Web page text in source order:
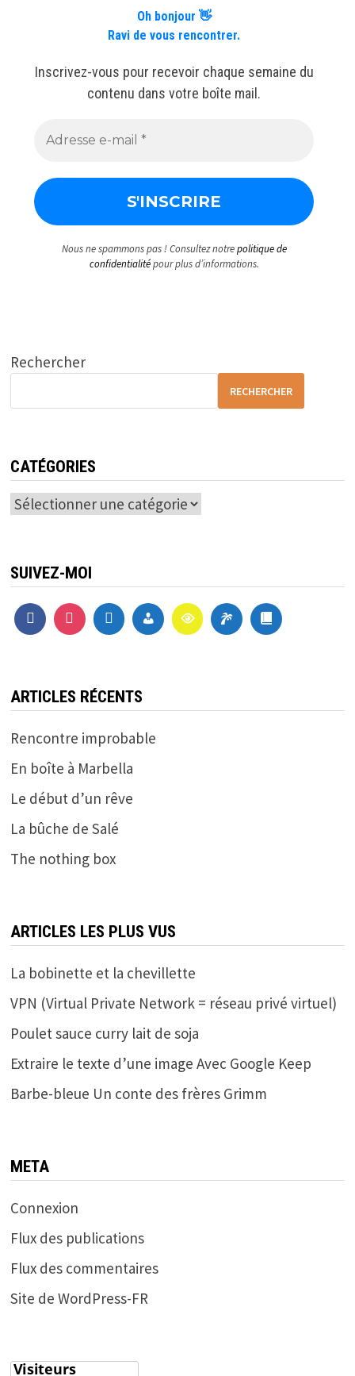
Oh bonjour 👋
Ravi de vous rencontrer.
Inscrivez-vous pour recevoir chaque semaine du
contenu dans votre boîte mail.
Nous ne spammons pas ! Consultez notrepolitique de
confidentialitépour plus d’informations.
Rechercher
RECHERCHER
CATÉGORIES
Catégories
SUIVEZ-MOI
ARTICLES RÉCENTS
Rencontre improbable
En boîte à Marbella
Le début d’un rêve
La bûche de Salé
The nothing box
ARTICLES LES PLUS VUS
La bobinette et la chevillette
VPN (Virtual Private Network = réseau privé virtuel)
Poulet sauce curry lait de soja
Extraire le texte d’une image Avec Google Keep
Barbe-bleue Un conte des frères Grimm
META
Connexion
Flux des publications
Flux des commentaires
Site de WordPress-FR